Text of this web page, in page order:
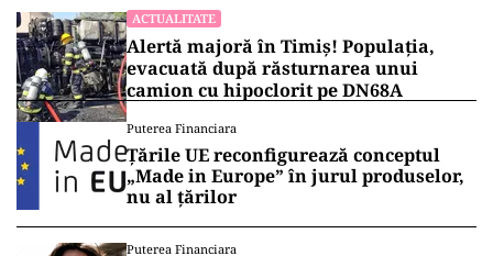
ACTUALITATE
Alertă majoră în Timiș! Populația,
evacuată după răsturnarea unui
camion cu hipoclorit pe DN68A
Puterea Financiara
Țările UE reconfigurează conceptul
„Made in Europe” în jurul produselor,
nu al țărilor
Puterea Financiara